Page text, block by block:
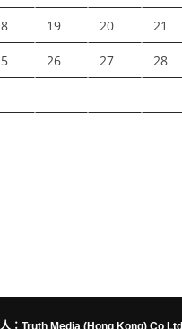
19 20 21
26 27 28
：Truth Media (Hong Kong) Co Ltd